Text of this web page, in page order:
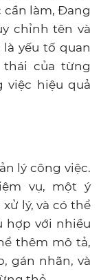
cần làm, Đang
chỉnh tên và
yếu tố quan
của từng
việc hiệu quả
lý công việc.
vụ, một ý
lý, và có thể
hợp với nhiều
thêm mô tả,
gán nhãn, và